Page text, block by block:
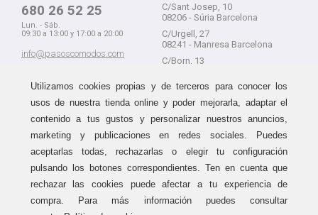
680 26 52 25
Lun. - Sáb.
09:30 a 13:00 y 17:00 a 20:00
info@pasoscomodos.com
C/Sant Josep, 10
08206 - Súria Barcelona
C/Urgell, 27
08241 - Manresa Barcelona
C/Born, 13
Guía de compra
Métodos de envío
Área de clientes
Devolución sin problemas
Haz tus compras sin miedo a
equivocarte:
aceptamos devolucionesdurante
15 días.
Utilizamos cookies propias y de terceros para conocer los
usos de nuestra tienda online y poder mejorarla, adaptar el
contenido a tus gustos y personalizar nuestros anuncios,
marketing y publicaciones en redes sociales. Puedes
aceptarlas todas, rechazarlas o elegir tu configuración
pulsando los botones correspondientes. Ten en cuenta que
rechazar las cookies puede afectar a tu experiencia de
compra. Para más información puedes consultar